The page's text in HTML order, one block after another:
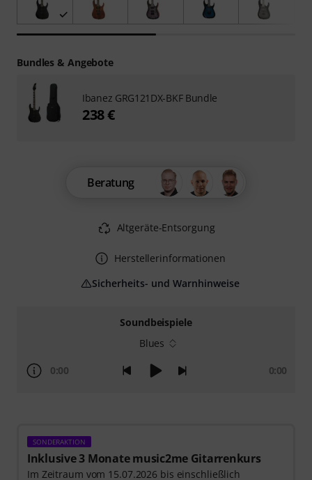
Soundbeispiele
Blues
0:00 0:00
SONDERAKTION
Inklusive 3 Monate music2me Gitarrenkurs
Im Zeitraum vom 15.07.2026 bis einschließlich
Beratung
Altgeräte-Entsorgung
Herstellerinformationen
Sicherheits- und Warnhinweise
Bundles & Angebote
Ibanez GRG121DX-BKF Bundle
238 €